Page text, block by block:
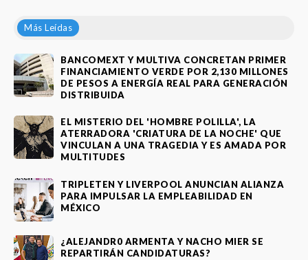
Más Leídas
BANCOMEXT Y MULTIVA CONCRETAN PRIMER
FINANCIAMIENTO VERDE POR 2,130 MILLONES
DE PESOS A ENERGÍA REAL PARA GENERACIÓN
DISTRIBUIDA
EL MISTERIO DEL 'HOMBRE POLILLA', LA
ATERRADORA 'CRIATURA DE LA NOCHE' QUE
VINCULAN A UNA TRAGEDIA Y ES AMADA POR
MULTITUDES
TRIPLETEN Y LIVERPOOL ANUNCIAN ALIANZA
PARA IMPULSAR LA EMPLEABILIDAD EN
MÉXICO
¿ALEJANDR0 ARMENTA Y NACHO MIER SE
REPARTIRÁN CANDIDATURAS?